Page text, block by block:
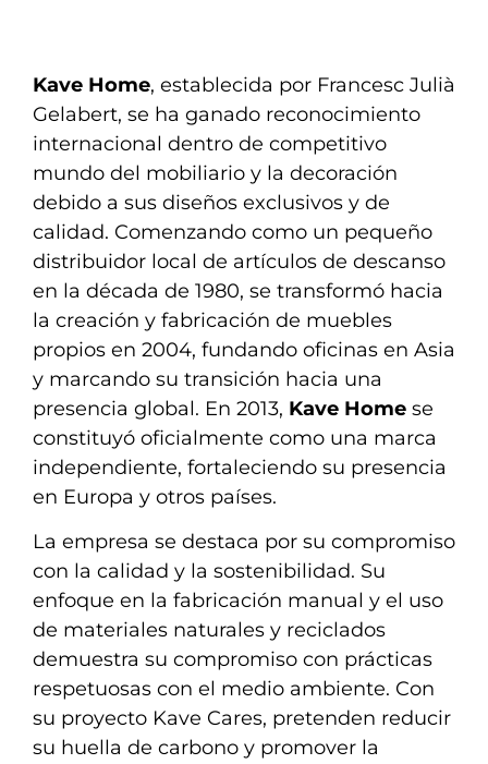
Kave Home, establecida por Francesc Julià
Gelabert, se ha ganado reconocimiento
internacional dentro de competitivo
mundo del mobiliario y la decoración
debido a sus diseños exclusivos y de
calidad. Comenzando como un pequeño
distribuidor local de artículos de descanso
en la década de 1980, se transformó hacia
la creación y fabricación de muebles
propios en 2004, fundando oficinas en Asia
y marcando su transición hacia una
presencia global. En 2013, Kave Home se
constituyó oficialmente como una marca
independiente, fortaleciendo su presencia
en Europa y otros países.
La empresa se destaca por su compromiso
con la calidad y la sostenibilidad. Su
enfoque en la fabricación manual y el uso
de materiales naturales y reciclados
demuestra su compromiso con prácticas
respetuosas con el medio ambiente. Con
su proyecto Kave Cares, pretenden reducir
su huella de carbono y promover la